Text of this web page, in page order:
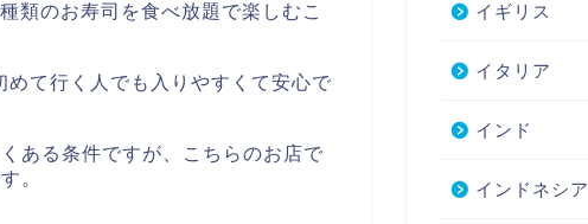
類のお寿司を食べ放題で楽しむこ
て行く人でも入りやすくて安心で
ある条件ですが、こちらのお店で
。
イギリス
イタリア
インド
インドネシア